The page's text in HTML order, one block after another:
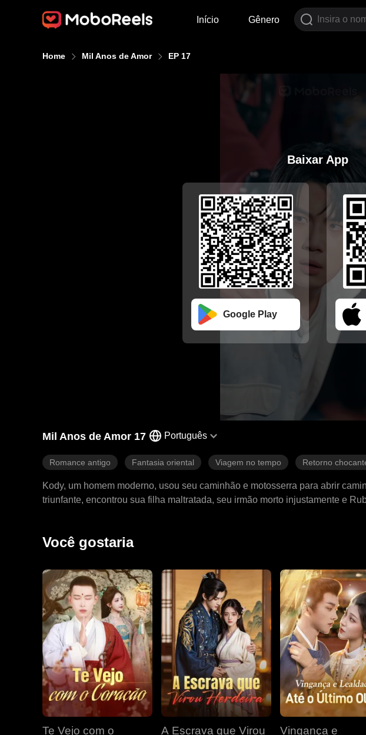
Início Gênero
Home Mil Anos de Amor EP 17
Baixar App
Google Play
Mil Anos de Amor 17 Português
Romance antigo Fantasia oriental Viagem no tempo Retorno
Kody, um homem moderno, usou seu caminhão e motosserra para abrir
triunfante, encontrou sua filha maltratada, seu irmão morto injustamente e
inimigos.
Você gostaria
Te Vejo com o
A Escrava que Virou
Vingança e